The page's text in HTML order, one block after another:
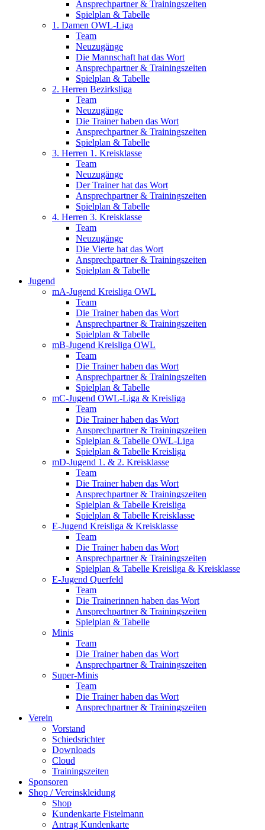
Ansprechpartner & Trainingszeiten
Spielplan & Tabelle
1. Damen OWL-Liga
Team
Neuzugänge
Die Mannschaft hat das Wort
Ansprechpartner & Trainingszeiten
Spielplan & Tabelle
2. Herren Bezirksliga
Team
Neuzugänge
Die Trainer haben das Wort
Ansprechpartner & Trainingszeiten
Spielplan & Tabelle
3. Herren 1. Kreisklasse
Team
Neuzugänge
Der Trainer hat das Wort
Ansprechpartner & Trainingszeiten
Spielplan & Tabelle
4. Herren 3. Kreisklasse
Team
Neuzugänge
Die Vierte hat das Wort
Ansprechpartner & Trainingszeiten
Spielplan & Tabelle
Jugend
mA-Jugend Kreisliga OWL
Team
Die Trainer haben das Wort
Ansprechpartner & Trainingszeiten
Spielplan & Tabelle
mB-Jugend Kreisliga OWL
Team
Die Trainer haben das Wort
Ansprechpartner & Trainingszeiten
Spielplan & Tabelle
mC-Jugend OWL-Liga & Kreisliga
Team
Die Trainer haben das Wort
Ansprechpartner & Trainingszeiten
Spielplan & Tabelle OWL-Liga
Spielplan & Tabelle Kreisliga
mD-Jugend 1. & 2. Kreisklasse
Team
Die Trainer haben das Wort
Ansprechpartner & Trainingszeiten
Spielplan & Tabelle Kreisliga
Spielplan & Tabelle Kreisklasse
E-Jugend Kreisliga & Kreisklasse
Team
Die Trainer haben das Wort
Ansprechpartner & Trainingszeiten
Spielplan & Tabelle Kreisliga & Kreisklasse
E-Jugend Querfeld
Team
Die Trainerinnen haben das Wort
Ansprechpartner & Trainingszeiten
Spielplan & Tabelle
Minis
Team
Die Trainer haben das Wort
Ansprechpartner & Trainingszeiten
Super-Minis
Team
Die Trainer haben das Wort
Ansprechpartner & Trainingszeiten
Verein
Vorstand
Schiedsrichter
Downloads
Cloud
Trainingszeiten
Sponsoren
Shop / Vereinskleidung
Shop
Kundenkarte Fistelmann
Antrag Kundenkarte